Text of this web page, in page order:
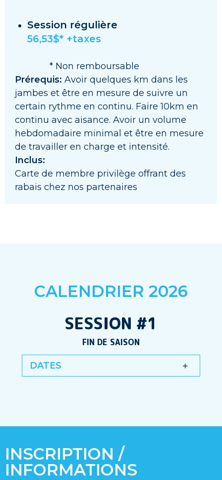
Session régulière
56,53$* +taxes
* Non remboursable
Prérequis: Avoir quelques km dans les
jambes et être en mesure de suivre un
certain rythme en continu. Faire 10km en
continu avec aisance. Avoir un volume
hebdomadaire minimal et être en mesure
de travailler en charge et intensité.
Inclus:
Carte de membre privilège offrant des
rabais chez nos partenaires
CALENDRIER 2026
SESSION #1
FIN DE SAISON
DATES
INSCRIPTION /
INFORMATIONS